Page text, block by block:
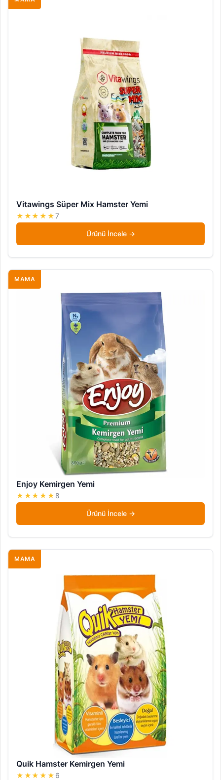
Vitawings Süper Mix Hamster Yemi
★★★★★7
Ürünü İncele
MAMA
Enjoy Kemirgen Yemi
★★★★★ 8
Ürünü İncele
MAMA
Quik Hamster Kemirgen Yemi
★★★★★ 6